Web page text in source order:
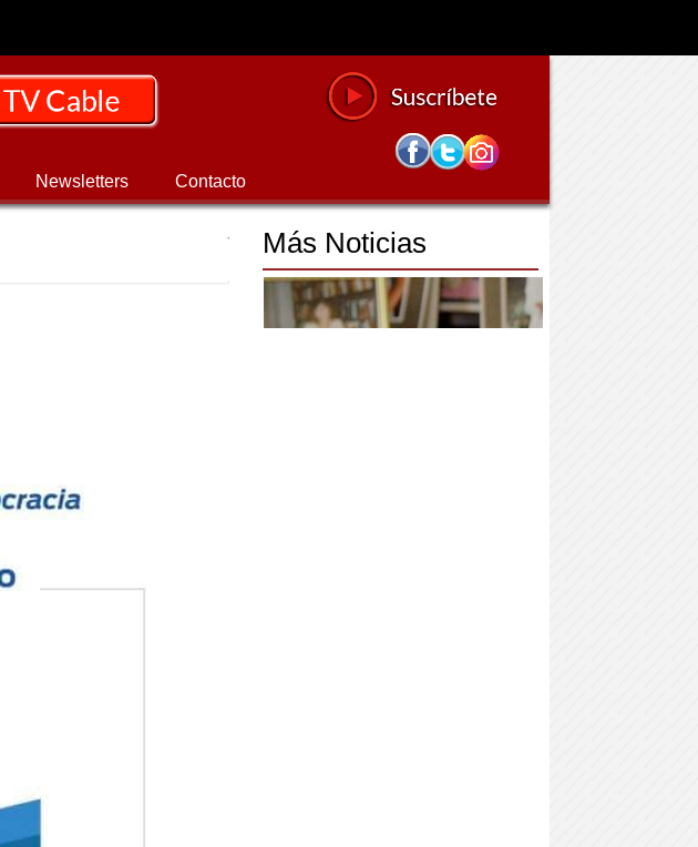
Newsletters Contacto
Más Noticias